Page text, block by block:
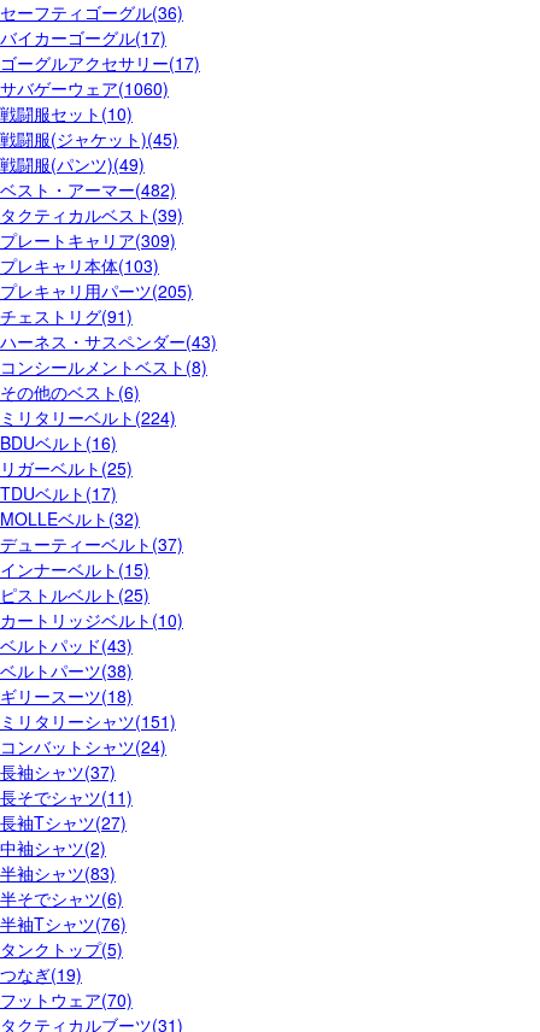
セーフティゴーグル(36)
バイカーゴーグル(17)
ゴーグルアクセサリー(17)
サバゲーウェア(1060)
戦闘服セット(10)
戦闘服(ジャケット)(45)
戦闘服(パンツ)(49)
ベスト・アーマー(482)
タクティカルベスト(39)
プレートキャリア(309)
プレキャリ本体(103)
プレキャリ用パーツ(205)
チェストリグ(91)
ハーネス・サスペンダー(43)
コンシールメントベスト(8)
その他のベスト(6)
ミリタリーベルト(224)
BDUベルト(16)
リガーベルト(25)
TDUベルト(17)
MOLLEベルト(32)
デューティーベルト(37)
インナーベルト(15)
ピストルベルト(25)
カートリッジベルト(10)
ベルトパッド(43)
ベルトパーツ(38)
ギリースーツ(18)
ミリタリーシャツ(151)
コンバットシャツ(24)
長袖シャツ(37)
長そでシャツ(11)
長袖Tシャツ(27)
中袖シャツ(2)
半袖シャツ(83)
半そでシャツ(6)
半袖Tシャツ(76)
タンクトップ(5)
つなぎ(19)
フットウェア(70)
タクティカルブーツ(31)